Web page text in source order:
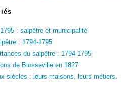
: salpêtre et municipalité
: 1794-1795
du salpêtre : 1794-1795
de Blosseville en 1827
siècles : leurs maisons, leurs métiers.